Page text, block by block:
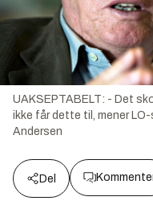
UAKSEPTABELT: - Det
ikke får dette til, mener
Andersen
Del